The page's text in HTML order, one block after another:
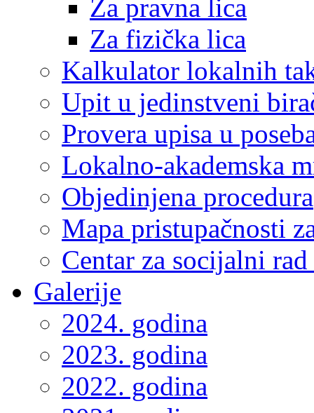
Za pravna lica
Za fizička lica
Kalkulator lokalnih
Upit u jedinstveni
Provera upisa u
Lokalno-akademska
Objedinjena procedura
Mapa pristupačnosti
Centar za socijalni
Galerije
2024. godina
2023. godina
2022. godina